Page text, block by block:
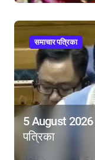
समाचार पत्रिका
5 August 2026
पत्रिका